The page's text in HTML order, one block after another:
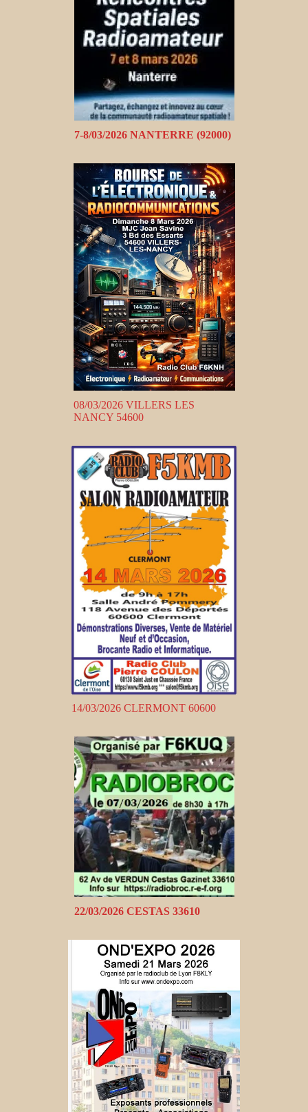
7-8/03/2026 NANTERRE (92000)
08/03/2026 VILLERS LES
NANCY 54600
14/03/2026 CLERMONT 60600
22/03/2026 CESTAS 33610